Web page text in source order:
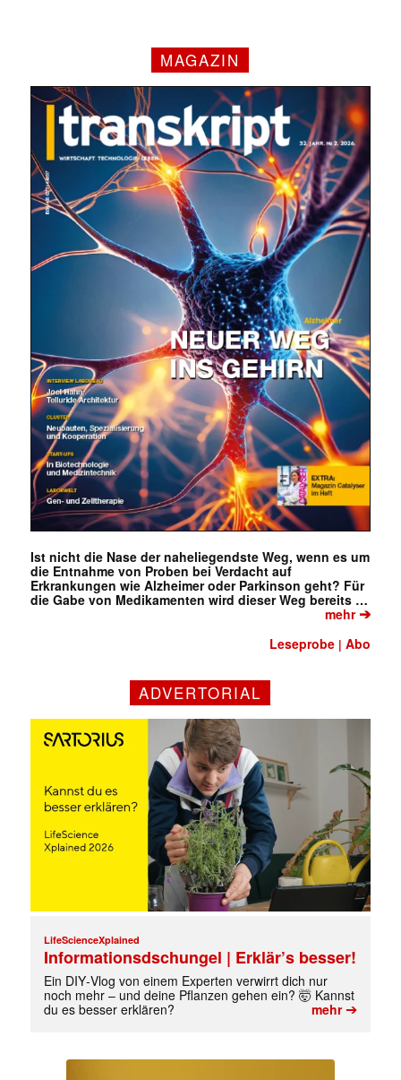
✕
MAGAZIN
Ist nicht die Nase der naheliegendste Weg, wenn es um
die Entnahme von Proben bei Verdacht auf
Erkrankungen wie Alzheimer oder Parkinson geht? Für
die Gabe von Medikamenten wird dieser Weg bereits …
mehr➔
Leseprobe |Abo
ADVERTORIAL
LifeScienceXplained
Informationsdschungel | Erklär’s besser!
Ein DIY‑Vlog von einem Experten verwirrt dich nur
noch mehr – und deine Pflanzen gehen ein? 🤯 Kannst
du es besser erklären?
mehr➔